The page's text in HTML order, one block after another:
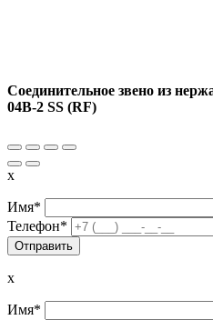
Соединительное звено из
04B-2 SS (RF)
x
Имя*
Телефон*
x
Имя*